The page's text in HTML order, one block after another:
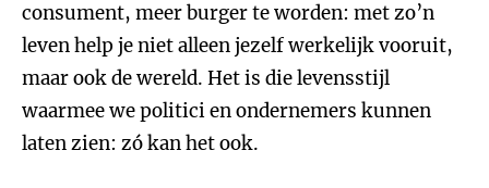
consument, meer burger te worden: met zo’n
leven help je niet alleen jezelf werkelijk vooruit,
maar ook de wereld. Het is die levensstijl
waarmee we politici en ondernemers kunnen
laten zien: zó kan het ook.